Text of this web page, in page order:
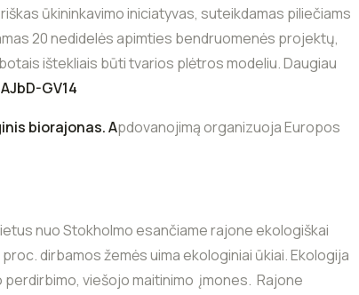
ūkininkavimo iniciatyvas, suteikdamas piliečiams
20 nedidelės apimties bendruomenės projektų,
ištekliais būti tvarios plėtros modeliu. Daugiau
GV14
biorajonas. Apdovanojimą organizuoja Europos
nuo Stokholmo esančiame rajone ekologiškai
dirbamos žemės uima ekologiniai ūkiai. Ekologija
perdirbimo, viešojo maitinimo įmones. Rajone